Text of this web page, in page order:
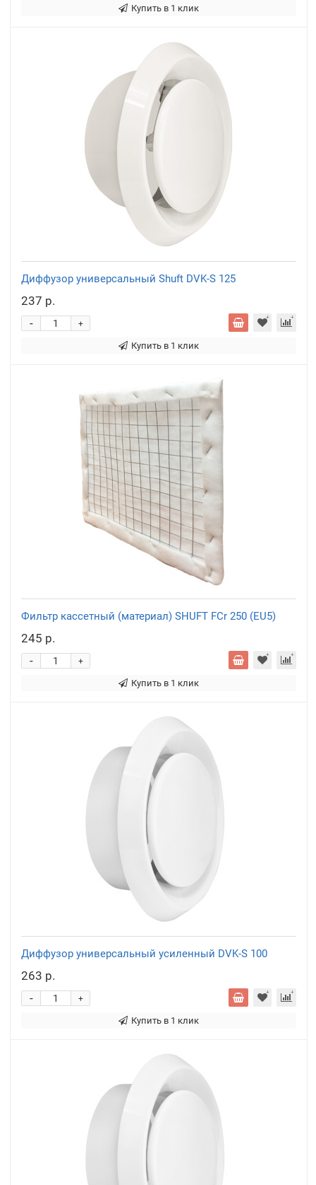
Купить в 1 клик
Диффузор универсальный Shuft DVK-S 125
237 р.
+
-
Купить в 1 клик
Фильтр кассетный (материал) SHUFT FCr 250 (EU5)
245 р.
+
-
Купить в 1 клик
Диффузор универсальный усиленный DVK-S 100
263 р.
+
-
Купить в 1 клик